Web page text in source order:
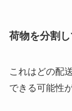
荷物を分割
これはどの配
できる可能性